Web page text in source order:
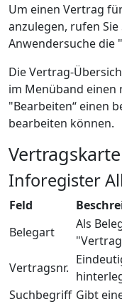
Um einen Vertrag
anzulegen, rufen
Anwendersuche die
Die Vertrag-
im Menüband einen
"Bearbeiten“ einen
bearbeiten können.
Vertragskarte
Inforegister
Feld
Belegart
Als
Vertragsnr.
Suchbegriff Gibt